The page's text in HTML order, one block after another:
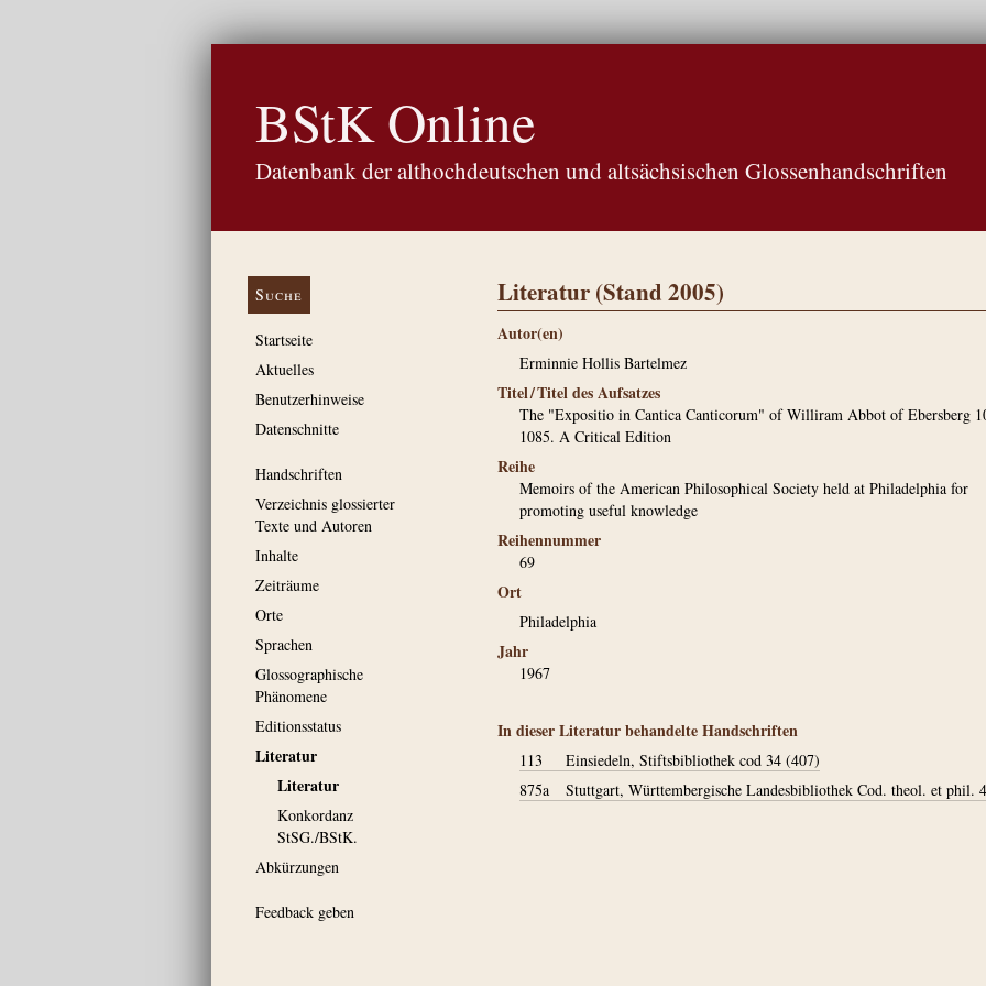
BStK Online
Datenbank der althochdeutschen und altsächsischen Glossenhandschriften
Suche
Startseite
Aktuelles
Benutzerhinweise
Datenschnitte
Handschriften
Verzeichnis glossierter
Texte und Autoren
Inhalte
Zeiträume
Orte
Sprachen
Glossographische
Phänomene
Editionsstatus
Literatur
Literatur
Konkordanz
StSG./BStK.
Abkürzungen
Feedback geben
Literatur (Stand 2005)
Autor(en)
Erminnie Hollis Bartelmez
Titel / Titel des Aufsatzes
The "Expositio in Cantica Canticorum" of Williram Abbot of Ebersberg
1085. A Critical Edition
Reihe
Memoirs of the American Philosophical Society held at Philadelphia for
promoting useful knowledge
Reihennummer
69
Ort
Philadelphia
Jahr
1967
In dieser Literatur behandelte Handschriften
113
Einsiedeln, Stiftsbibliothek cod 34 (407)
875a
Stuttgart, Württembergische Landesbibliothek Cod. theol. et phil.